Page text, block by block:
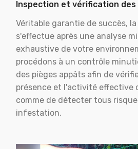
Inspection et vérification des
Véritable garantie de succès,
s'effectue après une analyse
exhaustive de votre
procédons à un contrôle
des pièges appâts afin de
présence et l'activité effective
comme de détecter tous
infestation.